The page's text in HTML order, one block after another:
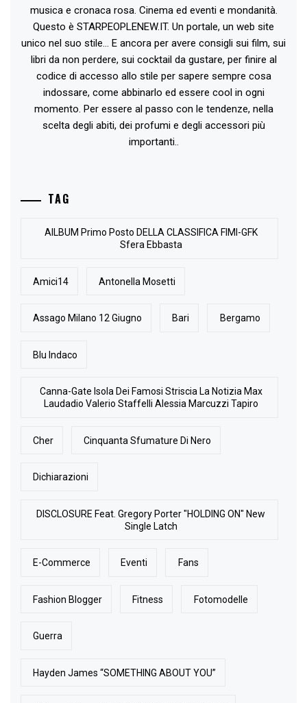
musica e cronaca rosa. Cinema ed eventi e mondanità.
Questo è STARPEOPLENEW.IT. Un portale, un web site
unico nel suo stile... E ancora per avere consigli sui film, sui
libri da non perdere, sui cocktail da gustare, per finire al
codice di accesso allo stile per sapere sempre cosa
indossare, come abbinarlo ed essere cool in ogni
momento. Per essere al passo con le tendenze, nella
scelta degli abiti, dei profumi e degli accessori più
importanti..
TAG
AlLBUM Primo Posto DELLA CLASSIFICA FIMI-GFK
Sfera Ebbasta
Amici14 Antonella Mosetti
Assago Milano 12 Giugno Bari Bergamo
Blu Indaco
Canna-Gate Isola Dei Famosi Striscia La Notizia Max
Laudadio Valerio Staffelli Alessia Marcuzzi Tapiro
Cher Cinquanta Sfumature Di Nero
Dichiarazioni
DISCLOSURE Feat. Gregory Porter "HOLDING ON" New
Single Latch
E-Commerce Eventi Fans
Fashion Blogger Fitness Fotomodelle
Guerra
Hayden James “SOMETHING ABOUT YOU”